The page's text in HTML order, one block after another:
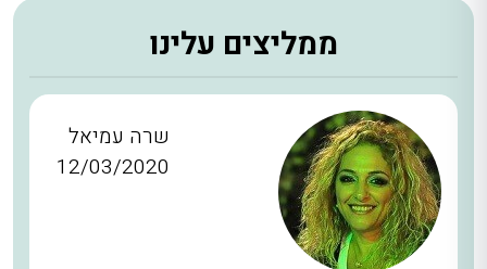
ממליצים עלינו
שרה עמיאל
12/03/2020